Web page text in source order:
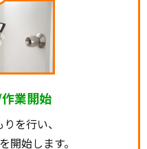
業開始
を行い、
開始します。